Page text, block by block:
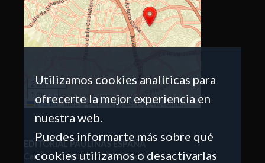
2 km
1 mi
Leaflet|Tiles © Esri — Source: Esri, DeLorme,
NAVTEQ, USGS, Intermap, iPC, NRCAN, Esri Japan,
METI, Esri China (Hong Kong), Esri (Thailand),
TomTom, 2012
EDITORIAL PAULINAS ESPAÑA
Carril del Conde, 62, 28043 Madrid
Utilizamos cookies analíticas para
ofrecerte la mejor experiencia en
nuestra web.
Puedes informarte más sobre qué
cookies utilizamos o desactivarlas